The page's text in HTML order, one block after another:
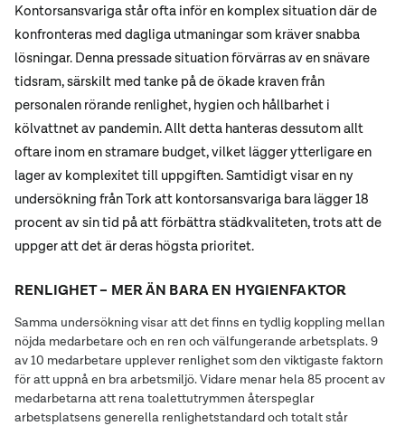
Kontorsansvariga står ofta inför en komplex situation där de
konfronteras med dagliga utmaningar som kräver snabba
lösningar. Denna pressade situation förvärras av en snävare
tidsram, särskilt med tanke på de ökade kraven från
personalen rörande renlighet, hygien och hållbarhet i
kölvattnet av pandemin. Allt detta hanteras dessutom allt
oftare inom en stramare budget, vilket lägger ytterligare en
lager av komplexitet till uppgiften. Samtidigt visar en ny
undersökning från Tork att kontorsansvariga bara lägger 18
procent av sin tid på att förbättra städkvaliteten, trots att de
uppger att det är deras högsta prioritet.
RENLIGHET – MER ÄN BARA EN HYGIENFAKTOR
Samma undersökning visar att det finns en tydlig koppling mellan
nöjda medarbetare och en ren och välfungerande arbetsplats. 9
av 10 medarbetare upplever renlighet som den viktigaste faktorn
för att uppnå en bra arbetsmiljö. Vidare menar hela 85 procent av
medarbetarna att rena toalettutrymmen återspeglar
arbetsplatsens generella renlighetstandard och totalt står